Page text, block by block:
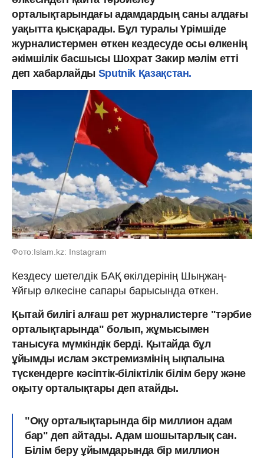
орталықтарындағы адамдардың саны алдағы
уақытта қысқарады. Бұл туралы Үрімшіде
журналистермен өткен кездесуде осы өлкенің
әкімшілік басшысы Шохрат Закир мәлім етті
деп хабарлайды Sputnik Қазақстан.
Фото:Islam.kz: Instagram
Кездесу шетелдік БАҚ өкілдерінің Шыңжаң-
Ұйғыр өлкесіне сапары барысында өткен.
Қытай билігі алғаш рет журналистерге "тәрбие
орталықтарында" болып, жұмысымен
танысуға мүмкіндік берді. Қытайда бұл
ұйымды ислам экстремизмінің ықпалына
түскендерге кәсіптік-біліктілік білім беру және
оқыту орталықтары деп атайды.
"Оқу орталықтарында бір миллион адам
бар" деп айтады. Адам шошытарлық сан.
Білім беру ұйымдарында бір миллион